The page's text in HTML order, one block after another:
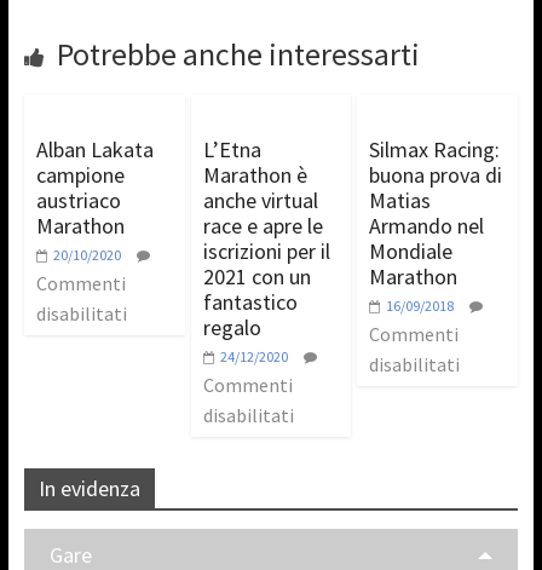
Potrebbe anche interessarti
Alban Lakata
campione
austriaco
Marathon
20/10/2020
Commenti
disabilitati
L’Etna
Marathon è
anche virtual
race e apre le
iscrizioni per il
2021 con un
fantastico
regalo
24/12/2020
Commenti
disabilitati
Silmax Racing:
buona prova di
Matias
Armando nel
Mondiale
Marathon
16/09/2018
Commenti
disabilitati
In evidenza
Gare